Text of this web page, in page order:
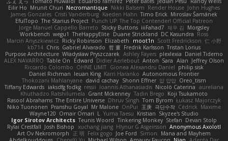
Eilir Ho Mrunit Churi Necromantique Nikki Balsem Render House John Hughes
James Gonzales Cristi Vanderburg Kaeden Hahn Timo Erick Miroslav Šamánek
EfulTopo The Starius Project Punch UP: The Top Contender! Official Patreon
Jorge Manuel Cappello Barreto Sticky Buttons iiiFahad7 재우 김 Morgsley
Workbench wegu1 TheHappyElite Duane Strickland DC Kasundra Ross
Marcin Anyszkiewicz Ricky Robinson Elizabeth moot1n Scott Fredrickson 仁 小野
kb714 Chris Gabriel Alvarado 哲 董 Fredrik Karlsson Tristan Lorius
Purpose Architecture Władysław Pryszczarek Ashley Fayers plexlexia Daniel Tidemo
ALEX NAVARRO Table On Edward Didier Aerlebout Anton Sara Alan Jeffrey Olson
Riccardo Colombo OHNE LIMIT Gionea Alexandru Daniel philip sisk
Daniel Richman Ieuan King Karri Haranko Autonomous Frontier
Thokozani Mahlanyane david cachay Shonn Effner 얍 얍얍 Oreo_tism
Tiffany Edwards iaksdfg fodkg ressii Ioannis Athanasiadis Nicolò Caterina aureliana
Khuthadzo Ratshilumela Grant Mckenney Tadin Brego Koji Tsukamoto
Rasool Abrahams The Entire Universe Dhruv Singh Tom Byrom Łukasz Majorczyk
Niko Tuononen Pranshu Goyal Mr Malone OnPui 王庚 극단수작 Cédrick Maxime
Wayne120 Omair Omari L Yuma Taesu Kristian Skyzee's Studio
Igor Sirotov Architects Teunis Woord Tinkering Monkey Stefan Devan Stolp
Rylai Crestfall Josh Bishop xuchang jiang Hlynur G Asgeirsson Anonymous Axolotl
Art Ov Nekromorph
正 明 Felix gogo Joe Ford Simon
Mana and Mayhem